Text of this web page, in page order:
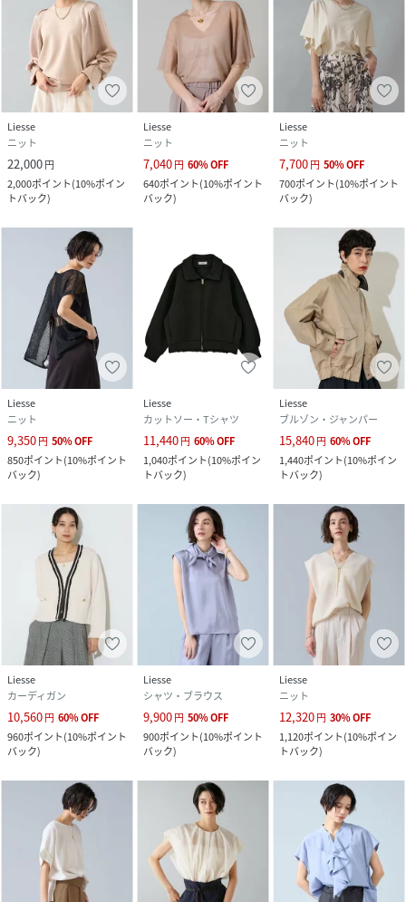
Liesse
ニット
22,000円
2,000ポイント(10%ポイン
トバック)
Liesse
ニット
7,040円 60%OFF
640ポイント(10%ポイント
バック)
Liesse
ニット
7,700円 50%OFF
700ポイント(10%ポイント
バック)
Liesse
ニット
9,350円 50%OFF
850ポイント(10%ポイント
バック)
Liesse
カットソー・Tシャツ
11,440円 60%OFF
1,040ポイント(10%ポイン
トバック)
Liesse
ブルゾン・ジャンパー
15,840円 60%OFF
1,440ポイント(10%ポイン
トバック)
Liesse
カーディガン
10,560円 60%OFF
960ポイント(10%ポイント
バック)
Liesse
シャツ・ブラウス
9,900円 50%OFF
900ポイント(10%ポイント
バック)
Liesse
ニット
12,320円 30%OFF
1,120ポイント(10%ポイン
トバック)